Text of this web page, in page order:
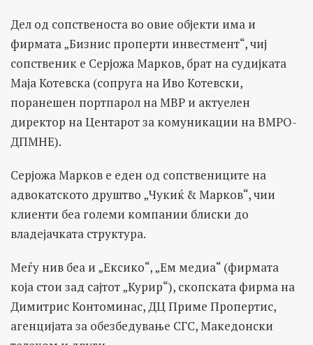
Дел од сопственоста во овие објекти има и
фирмата „Бизнис проперти инвестмент“, чиј
сопственик е Серјожа Марков, брат на судијката
Маја Котевска (сопруга на Иво Котевски,
поранешен портпарол на МВР и актуелен
директор на Центарот за комуникации на ВМРО-
ДПМНЕ).
Серјожа Марков е еден од сопствениците на
адвокатското друштво „Чукиќ & Марков“, чии
клиенти беа големи компании блиски до
владејачката структура.
Меѓу нив беа и „Ексико“, „Ем медиа“ (фирмата
која стои зад сајтот „Курир“), скопската фирма на
Димитрис Контоминас, ДЦ Приме Пропертис,
агенцијата за обезбедување СГС, Македонски